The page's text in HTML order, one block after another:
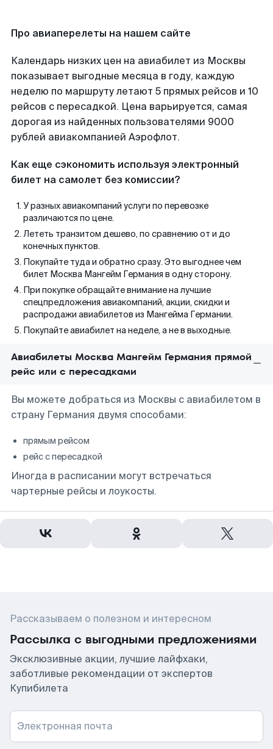
Про авиаперелеты на нашем сайте
Календарь низких цен на авиабилет из Москвы
показывает выгодные месяца в году, каждую
неделю по маршруту летают 5 прямых рейсов и 10
рейсов с пересадкой. Цена варьируется, самая
дорогая из найденных пользователями 9000
рублей авиакомпанией Аэрофлот.
Как еще сэкономить используя электронный
билет на самолет без комиссии?
У разных авиакомпаний услуги по перевозке
различаются по цене.
Лететь транзитом дешево, по сравнению от и до
конечных пунктов.
Покупайте туда и обратно сразу. Это выгоднее чем
билет Москва Мангейм Германия в одну сторону.
При покупке обращайте внимание на лучшие
спецпредложения авиакомпаний, акции, скидки и
распродажи авиабилетов из Мангейма Германии.
Покупайте авиабилет на неделе, а не в выходные.
Авиабилеты Москва Мангейм Германия прямой
рейс или с пересадками
Вы можете добраться из Москвы с авиабилетом в
страну Германия двумя способами:
прямым рейсом
рейс с пересадкой
Иногда в расписании могут встречаться
чартерные рейсы и лоукосты.
Рассказываем о полезном и интересном
Рассылка с выгодными предложениями
Эксклюзивные акции, лучшие лайфхаки,
заботливые рекомендации от экспертов
Купибилета
Электронная почта